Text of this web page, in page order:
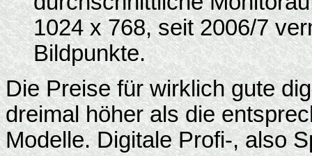
1024 x 768, seit 2006/7
Bildpunkte.
Die Preise für wirklich gute
dreimal höher als die
Modelle. Digitale Profi-, also